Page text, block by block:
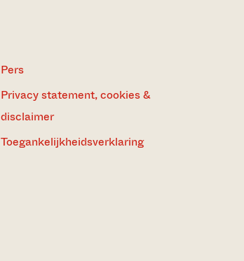
Pers
Privacy statement, cookies &
disclaimer
Toegankelijkheidsverklaring